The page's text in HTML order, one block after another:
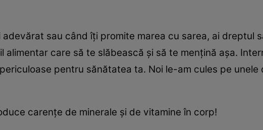
sau când îţi promite marea cu sarea, ai dreptul
alimentar care să te slăbească şi să te menţină aşa.
pentru sănătatea ta. Noi le-am cules pe unele
carenţe de minerale şi de vitamine în corp!